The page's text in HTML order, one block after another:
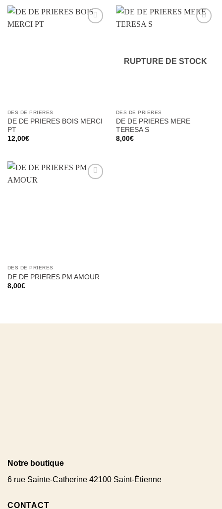
DES DE PRIERES
DE DE PRIERES BOIS MERCI
PT
12,00€
RUPTURE DE STOCK
DES DE PRIERES
DE DE PRIERES MERE
TERESA S
8,00€
DES DE PRIERES
DE DE PRIERES PM AMOUR
8,00€
Notre boutique
6 rue Sainte-Catherine 42100 Saint-Étienne
CONTACT